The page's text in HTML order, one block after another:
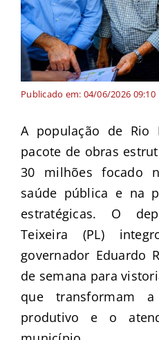
Publicado em: 04/06/2026 09:10
A população de Rio
pacote de obras
30 milhões focado
saúde pública e na
estratégicas. O
Teixeira (PL)
governador Eduardo
de semana para
que transformam
produtivo e o